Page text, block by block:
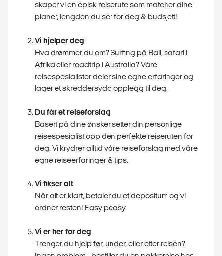
skaper vi en episk reiserute som matcher dine
planer, lengden du ser for deg & budsjett!
Vi hjelper deg
Hva drømmer du om? Surfing på Bali, safari i
Afrika eller roadtrip i Australia? Våre
reisespesialister deler sine egne erfaringer og
lager et skreddersydd opplegg til deg.
Du får et reiseforslag
Basert på dine ønsker setter din personlige
reisespesialist opp den perfekte reiseruten for
deg. Vi krydrer alltid våre reiseforslag med våre
egne reiseerfaringer & tips.
Vi fikser alt
Når alt er klart, betaler du et depositum og vi
ordner resten! Easy peasy.
Vi er her for deg
Trenger du hjelp før, under, eller etter reisen?